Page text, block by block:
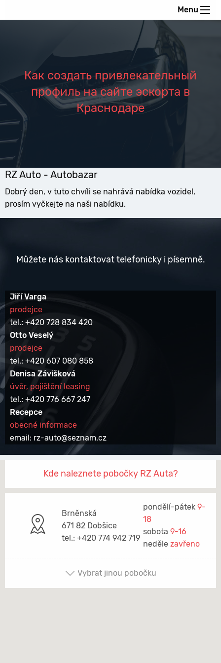
Menu
Как создать привлекательный
профиль на сайте эскорта в
Краснодаре
RZ Auto - Autobazar
Dobrý den, v tuto chvíli se nahrává nabídka vozidel,
prosím vyčkejte na naši nabídku.
Můžete nás kontaktovat telefonicky i písemně.
Jiří Varga
prodejce
tel.: +420 728 834 420
Otto Veselý
prodejce
tel.: +420 607 080 858
Denisa Závišková
úvěr, pojištění leasing
tel.: +420 776 667 247
Recepce
obecné informace
email: rz-auto@seznam.cz
Kde naleznete pobočky RZ Auta?
Brněnská
671 82 Dobšice
tel.: +420 774 942 719
pondělí-pátek 9-
18
sobota 9-16
neděle zavřeno
Vybrat jinou pobočku